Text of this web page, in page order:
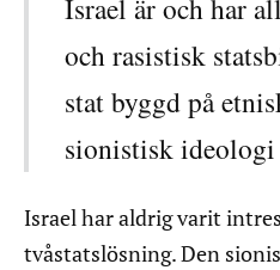
Israel är och har
och rasistisk
stat byggd på
sionistisk
Israel har aldrig varit
tvåstatslösning. Den